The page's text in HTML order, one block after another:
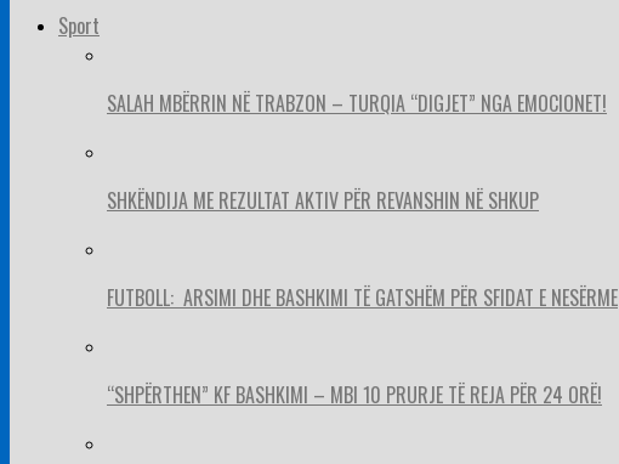
Sport
SALAH MBËRRIN NË TRABZON – TURQIA “DIGJET” NGA EMOCIONET!
SHKËNDIJA ME REZULTAT AKTIV PËR REVANSHIN NË SHKUP
FUTBOLL: ARSIMI DHE BASHKIMI TË GATSHËM PËR SFIDAT E NESËRME
“SHPËRTHEN” KF BASHKIMI – MBI 10 PRURJE TË REJA PËR 24 ORË!